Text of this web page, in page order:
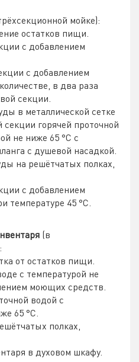
мойке):
остатков пищи.
с добавлением
с добавлением
в два раза
секции.
в металлической сетке
секции горячей проточной
не ниже 65 °C с
с душевой насадкой.
на решётчатых полках,
с добавлением
45 °C.
(в
от остатков пищи.
с температурой не
моющих средств.
водой с
65 °C.
полках,
в духовом шкафу.